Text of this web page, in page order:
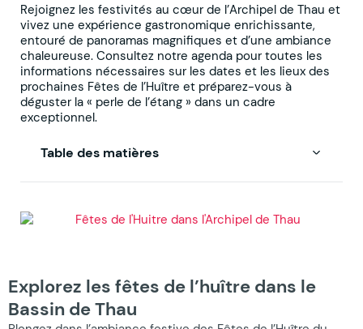
Rejoignez les festivités au cœur de l’Archipel de Thau et
vivez une expérience gastronomique enrichissante,
entouré de panoramas magnifiques et d’une ambiance
chaleureuse. Consultez notre agenda pour toutes les
informations nécessaires sur les dates et les lieux des
prochaines Fêtes de l’Huître et préparez-vous à
déguster la « perle de l’étang » dans un cadre
exceptionnel.
Table des matières
Explorez les fêtes de l’huître dans le
Bassin de Thau